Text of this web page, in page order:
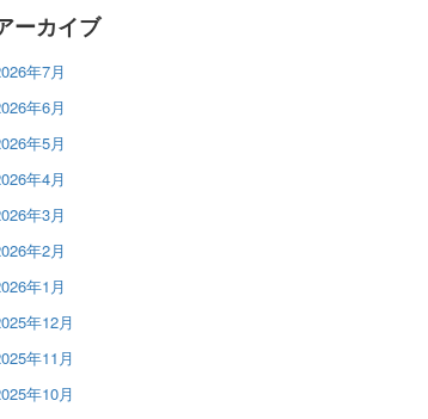
ーカイブ
年7月
年6月
年5月
年4月
年3月
年2月
年1月
年12月
年11月
年10月